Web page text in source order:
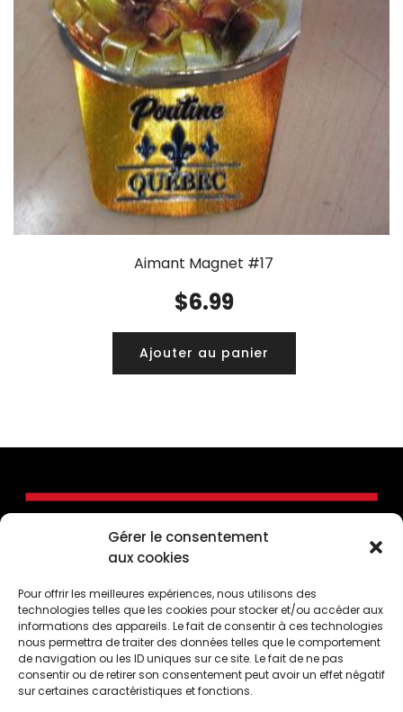
Gérer le consentement
aux cookies
Pour offrir les meilleures expériences, nous utilisons des
technologies telles que les cookies pour stocker et/ou accéder aux
informations des appareils. Le fait de consentir à ces technologies
nous permettra de traiter des données telles que le comportement
de navigation ou les ID uniques sur ce site. Le fait de ne pas
consentir ou de retirer son consentement peut avoir un effet négatif
sur certaines caractéristiques et fonctions.
Aimant Magnet #17
$6.99
Ajouter au panier
CONTACTEZ-NOUS